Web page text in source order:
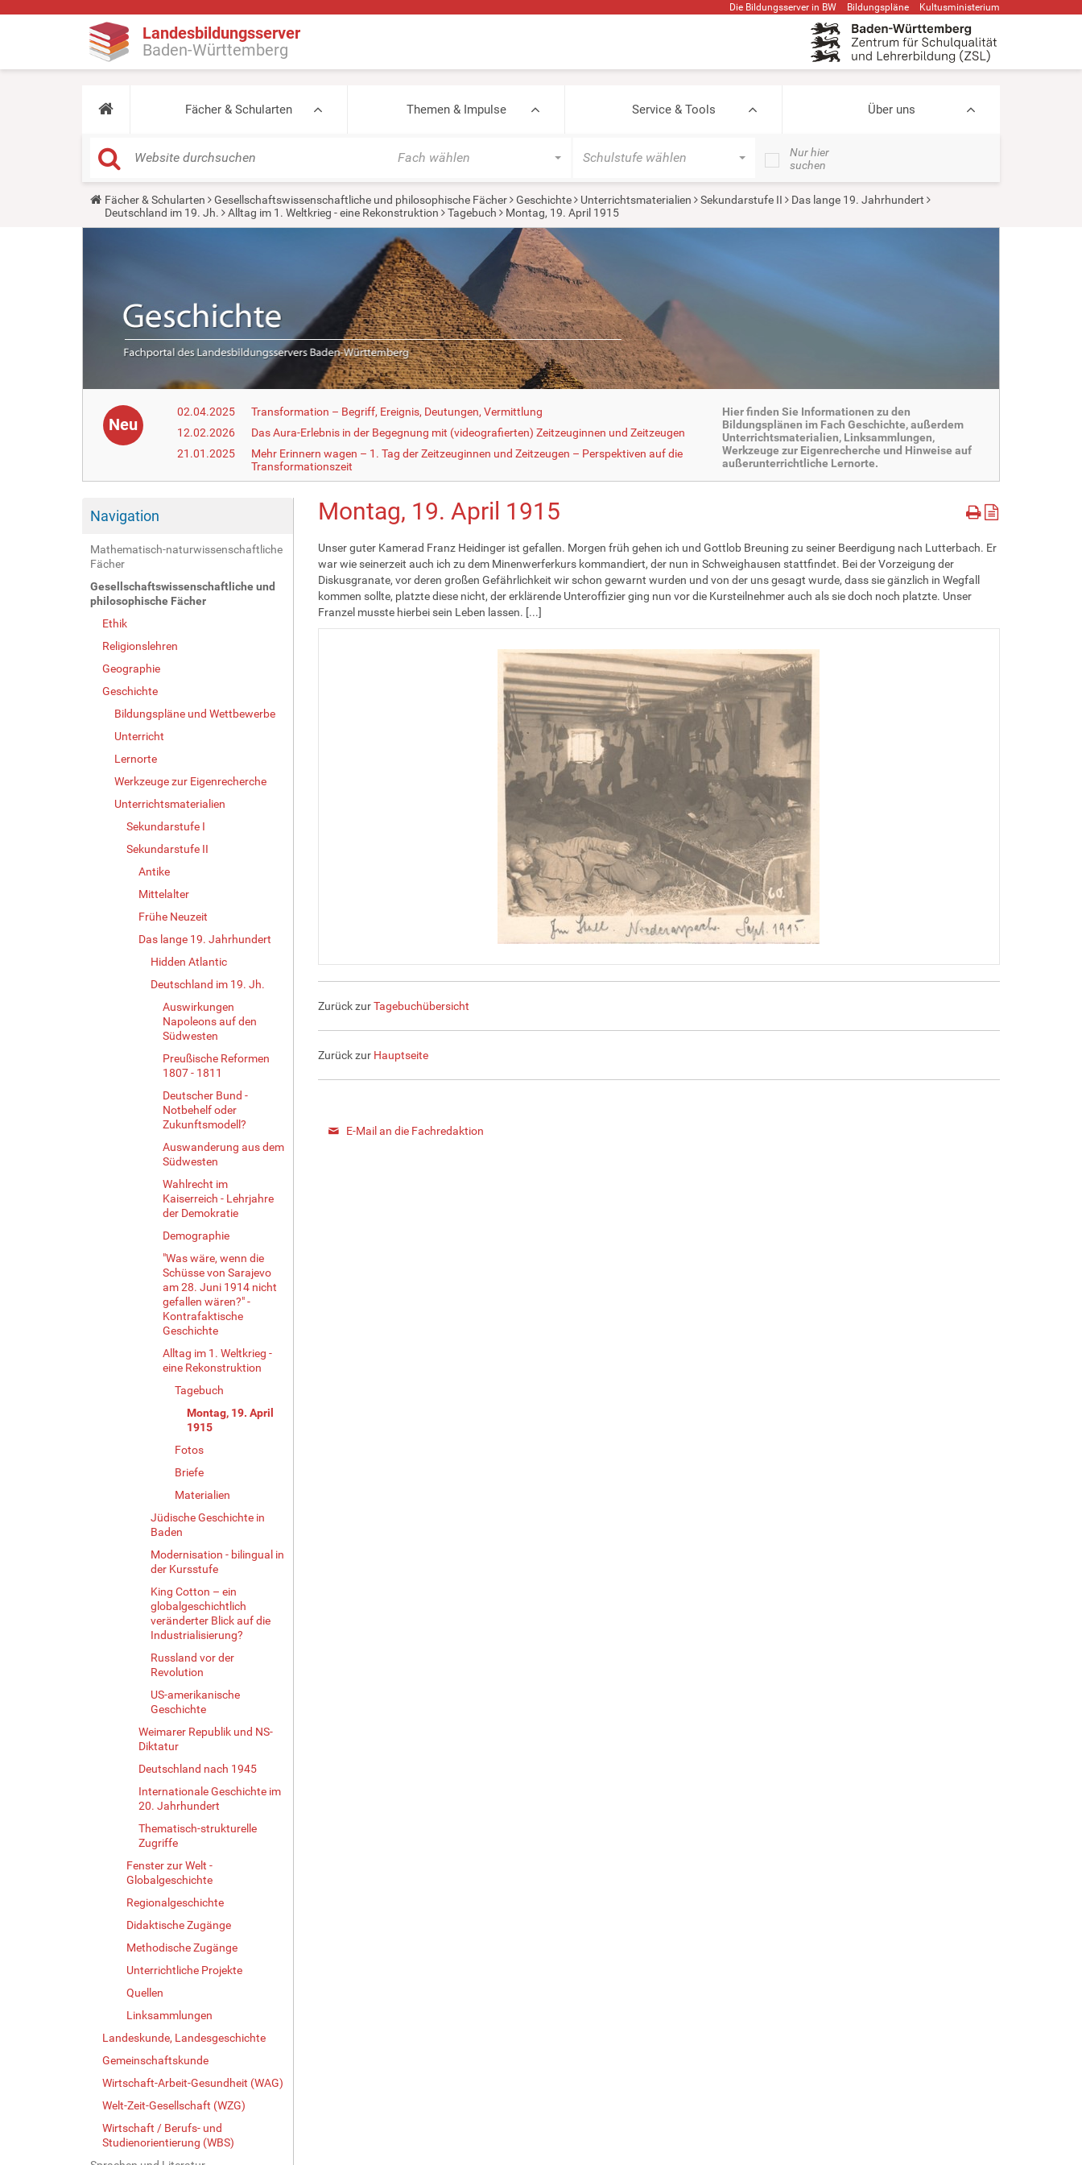
Die Bildungsserver in BW Bildungspläne Kultusministerium
Landesbildungsserver
Baden-Württemberg
Fächer & Schularten Themen & Impulse Service & Tools Über uns
Fach wählen Schulstufe wählen
Nur hier
suchen
Y
u
Fächer & Schularten Gesellschaftswissenschaftliche und philosophische Fächer Geschichte Unterrichtsmaterialien Sekundarstufe II
Das lange 19. Jahrhundert
Deutschland im 19. Jh.
Alltag im 1. Weltkrieg - eine Rekonstruktion Tagebuch Montag, 19. April 1915
Neu
02.04.2025
Transformation – Begriff, Ereignis, Deutungen, Vermittlung
12.02.2026
Das Aura-Erlebnis in der Begegnung mit (videografierten) Zeitzeuginnen und Zeitzeugen
21.01.2025
Mehr Erinnern wagen – 1. Tag der Zeitzeuginnen und Zeitzeugen – Perspektiven auf die
Transformationszeit
Hier finden Sie Informationen zu den
Bildungsplänen im Fach Geschichte, außerdem
Unterrichtsmaterialien, Linksammlungen,
Werkzeuge zur Eigenrecherche und Hinweise auf
außerunterrichtliche Lernorte.
Navigation
Mathematisch-naturwissenschaftliche
Fächer
Gesellschaftswissenschaftliche und
philosophische Fächer
Ethik
Religionslehren
Geographie
Geschichte
Bildungspläne und Wettbewerbe
Unterricht
Lernorte
Werkzeuge zur Eigenrecherche
Unterrichtsmaterialien
Sekundarstufe I
Sekundarstufe II
Antike
Mittelalter
Frühe Neuzeit
Das lange 19. Jahrhundert
Hidden Atlantic
Deutschland im 19. Jh.
Auswirkungen
Napoleons auf den
Südwesten
Preußische Reformen
1807 - 1811
Deutscher Bund -
Notbehelf oder
Zukunftsmodell?
Auswanderung aus dem
Südwesten
Wahlrecht im
Kaiserreich - Lehrjahre
der Demokratie
Demographie
"Was wäre, wenn die
Schüsse von Sarajevo
am 28. Juni 1914 nicht
gefallen wären?" -
Kontrafaktische
Geschichte
Alltag im 1. Weltkrieg -
eine Rekonstruktion
Tagebuch
Montag, 19. April
1915
Fotos
Briefe
Materialien
Jüdische Geschichte in
Baden
Modernisation - bilingual in
der Kursstufe
King Cotton – ein
globalgeschichtlich
veränderter Blick auf die
Industrialisierung?
Russland vor der
Revolution
US-amerikanische
Geschichte
Weimarer Republik und NS-
Diktatur
Deutschland nach 1945
Internationale Geschichte im
20. Jahrhundert
Thematisch-strukturelle
Zugriffe
Fenster zur Welt -
Globalgeschichte
Regionalgeschichte
Didaktische Zugänge
Methodische Zugänge
Unterrichtliche Projekte
Quellen
Linksammlungen
Landeskunde, Landesgeschichte
Gemeinschaftskunde
Wirtschaft-Arbeit-Gesundheit (WAG)
Welt-Zeit-Gesellschaft (WZG)
Wirtschaft / Berufs- und
Studienorientierung (WBS)
Montag, 19. April 1915
Unser guter Kamerad Franz Heidinger ist gefallen. Morgen früh gehen ich und Gottlob Breuning zu seiner Beerdigung nach Lutterbach. Er
war wie seinerzeit auch ich zu dem Minenwerferkurs kommandiert, der nun in Schweighausen stattfindet. Bei der Vorzeigung der
Diskusgranate, vor deren großen Gefährlichkeit wir schon gewarnt wurden und von der uns gesagt wurde, dass sie gänzlich in Wegfall
kommen sollte, platzte diese nicht, der erklärende Unteroffizier ging nun vor die Kursteilnehmer auch als sie doch noch platzte. Unser
Franzel musste hierbei sein Leben lassen. [...]
Zurück zurTagebuchübersicht
Zurück zur Hauptseite
E-Mail an die Fachredaktion